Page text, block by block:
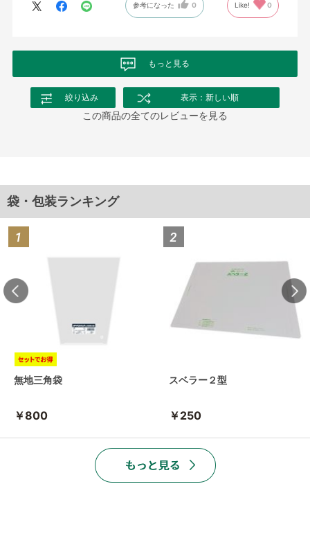
参考になった 0 Like! 0
もっと見る
絞り込み 表示：新しい順
この商品の全てのレビューを見る
袋・包装ランキング
無地三角袋
￥800
スベラー２型
￥250